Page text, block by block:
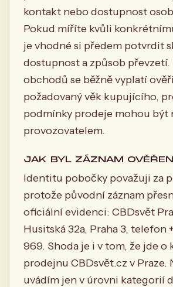
kontakt nebo dostupnost
Pokud míříte kvůli
je vhodné si předem potvrdit
dostupnost a způsob
obchodů se běžně vyplatí
požadovaný věk kupujícího,
podmínky prodeje mohou být
provozovatelem.
JAK BYL ZÁZNAM OVĚŘEN
Identitu pobočky považuji za
protože původní záznam
oficiální evidenci: CBDsvět
Husitská 32a, Praha 3, telefon
969. Shoda je i v tom, že jde o
prodejnu CBDsvět.cz v Praze.
uvádím jen v úrovni kategorií